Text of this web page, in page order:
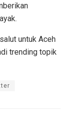
untuk Aceh
trending topik